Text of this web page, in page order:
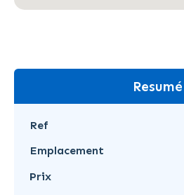
Resumé
Ref
Emplacement
Prix